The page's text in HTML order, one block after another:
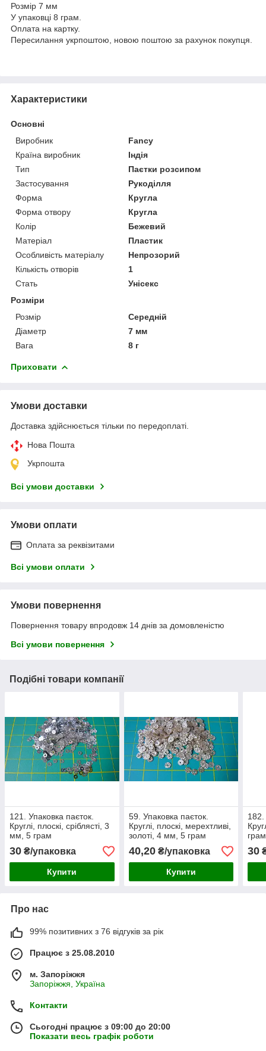
Розмір 7 мм
У упаковці 8 грам.
Оплата на картку.
Пересилання укрпоштою, новою поштою за рахунок покупця.
Характеристики
Основні
Виробник
Fancy
Країна виробник
Індія
Тип
Паєтки розсипом
Застосування
Рукоділля
Форма
Кругла
Форма отвору
Кругла
Колір
Бежевий
Матеріал
Пластик
Особливість матеріалу
Непрозорий
Кількість отворів
1
Стать
Унісекс
Розміри
Розмір
Середній
Діаметр
7 мм
Вага
8 г
Приховати
Умови доставки
Доставка здійснюється тільки по передоплаті.
Нова Пошта
Укрпошта
Всі умови доставки
Умови оплати
Оплата за реквізитами
Всі умови оплати
Умови повернення
Повернення товару впродовж 14 днів за домовленістю
Всі умови повернення
Подібні товари компанії
121. Упаковка паєток.
Круглі, плоскі, сріблясті, 3
мм, 5 грам
30 ₴/упаковка
Купити
59. Упаковка паєток.
Круглі, плоскі, мерехтливі,
золоті, 4 мм, 5 грам
40,20₴/упаковка
Купити
182.
30
Про нас
99% позитивних з 76 відгуків за рік
Працює з 25.08.2010
м. Запоріжжя
Запоріжжя, Україна
Контакти
Сьогодні працює з 09:00 до 20:00
Показати весь графік роботи